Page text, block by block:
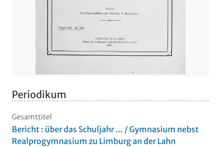
Periodikum
Gesamttitel
Bericht : über das Schuljahr ... / Gymnasium nebst
Realprogymnasium zu Limburg an der Lahn